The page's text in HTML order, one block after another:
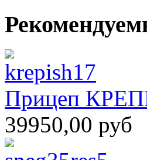
Прицеп
39950,00 руб